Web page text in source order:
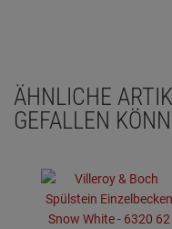
ÄHNLICHE
GEFALLEN